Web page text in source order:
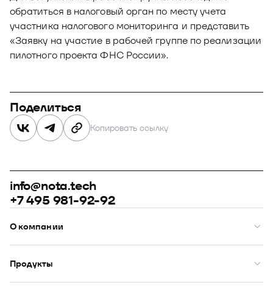
обратиться в налоговый орган по месту учета
участника налогового мониторинга и представить
«Заявку на участие в рабочей группе по реализации
пилотного проекта ФНС России».
Поделиться
Копировать ссылку
info@nota.tech
+7 495 981-92-92
О компании
О нас
Премии
Рейтинги
Кейсы
Продукты
Модус